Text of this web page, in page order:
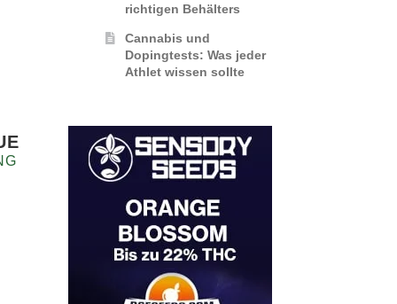
richtigen Behälters
Cannabis und
Dopingtests: Was jeder
Athlet wissen sollte